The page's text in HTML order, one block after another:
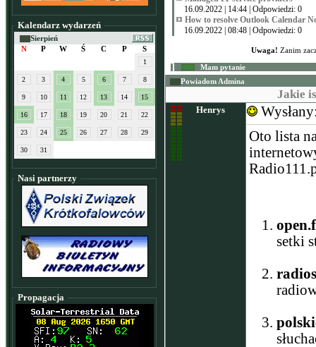
Kalendarz wydarzeń
Sierpień
N
P W Ś C P S
1
2 3 4 5 6 7 8
9 10 11 12 13 14 15
16 17 18 19 20 21 22
23 24 25 26 27 28 29
30 31
Nasi partnerzy
Propagacja
16.09.2022 | 14:44 | Odpowiedzi: 0
How to resolve Outlook Calendar
16.09.2022 | 08:48 | Odpowiedzi: 0
Uwaga! Zanim
Mam pytanie
Powiadom Admina
Jakie
Henrys
Oto lista
setki